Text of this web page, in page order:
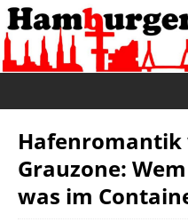
Grauzone:
was im